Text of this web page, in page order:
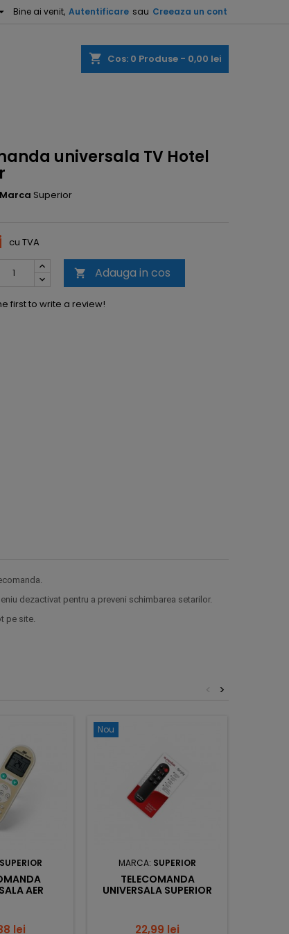
Bine ai venit, Autentificare sau Creeaza un cont
shopping_cart Cos: 0 Produse - 0,00 lei
universala TV Hotel
Marca Superior
cu TVA
 Adauga in cos
first to write a review!
dezactivat pentru a preveni schimbarea setarilor.
pe site.
>
<
SUPERIOR
AER
lei
Nou
MARCA: SUPERIOR
TELECOMANDA
UNIVERSALA SUPERIOR
Pret
22,99 lei